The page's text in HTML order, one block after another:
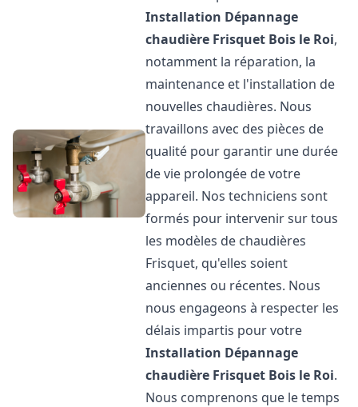
Installation Dépannage
chaudière Frisquet Bois le Roi,
notamment la réparation, la
maintenance et l'installation de
nouvelles chaudières. Nous
travaillons avec des pièces de
qualité pour garantir une durée
de vie prolongée de votre
appareil. Nos techniciens sont
formés pour intervenir sur tous
les modèles de chaudières
Frisquet, qu'elles soient
anciennes ou récentes. Nous
nous engageons à respecter les
délais impartis pour votre
Installation Dépannage
chaudière Frisquet Bois le Roi.
Nous comprenons que le temps